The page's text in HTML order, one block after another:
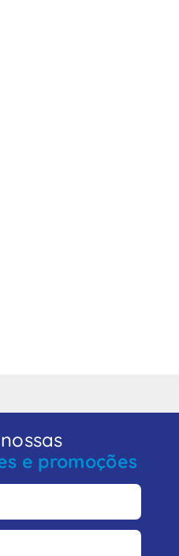
e promoções